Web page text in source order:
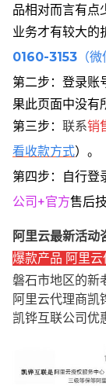
品相对而言有点
业务才有较大的
0160-3153 （
第二步：登录账
果此页面中没有
第三步： 联系销
看收款方式）。
第四步：自行登
公司+官方售后
阿里云最新活动
爆款产品 阿里云
磐石市地区的新
阿里云代理商凯
凯铧互联公司优